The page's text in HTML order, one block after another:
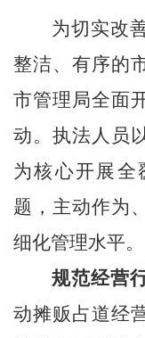
为切实改
整洁、有序的
市管理 局全面
动。执法人员
为核心开展全
题，主动作为
细化管理水平。
规范经营
动摊贩占道经